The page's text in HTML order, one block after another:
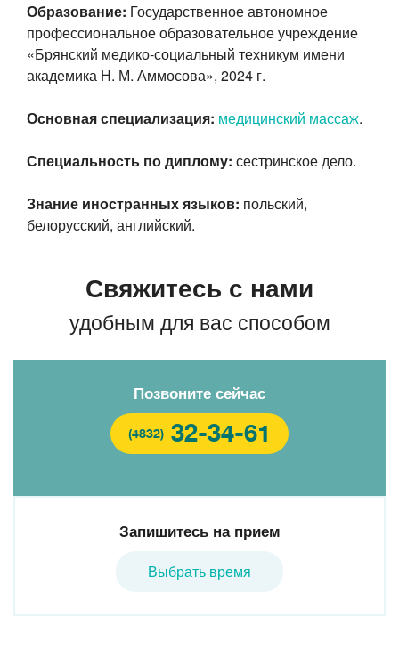
Образование: Государственное автономное
профессиональное образовательное учреждение
«Брянский медико-социальный техникум имени
академика Н. М. Аммосова», 2024 г.
Основная специализация: медицинский массаж.
Специальность по диплому: сестринское дело.
Знание иностранных языков: польский,
белорусский, английский.
Свяжитесь с нами
удобным для вас способом
Позвоните сейчас
(4832) 32-34-61
Запишитесь на прием
Выбрать время